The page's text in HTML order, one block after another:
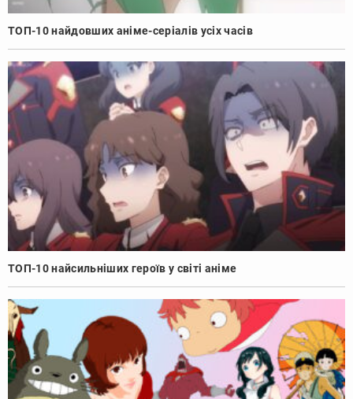
ТОП-10 найдовших аніме-серіалів усіх часів
ТОП-10 найсильніших героїв у світі аніме